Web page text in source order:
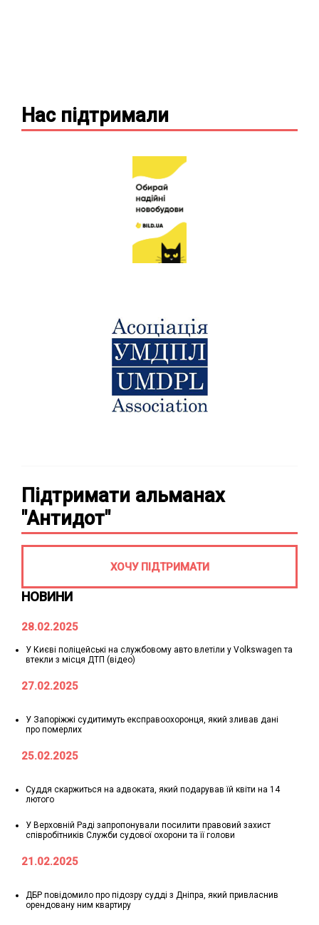
НОВИНИ
28.02.2025
У Києві поліцейські на службовому авто влетіли у Volkswagen та
втекли з місця ДТП (відео)
27.02.2025
У Запоріжжі судитимуть експравоохоронця, який зливав дані
про померлих
25.02.2025
Суддя скаржиться на адвоката, який подарував їй квіти на 14
лютого
У Верховній Раді запропонували посилити правовий захист
співробітників Служби судової охорони та її голови
21.02.2025
ДБР повідомило про підозру судді з Дніпра, який привласнив
орендовану ним квартиру
Нас підтримали
Підтримати альманах
"Антидот"
ХОЧУ ПІДТРИМАТИ